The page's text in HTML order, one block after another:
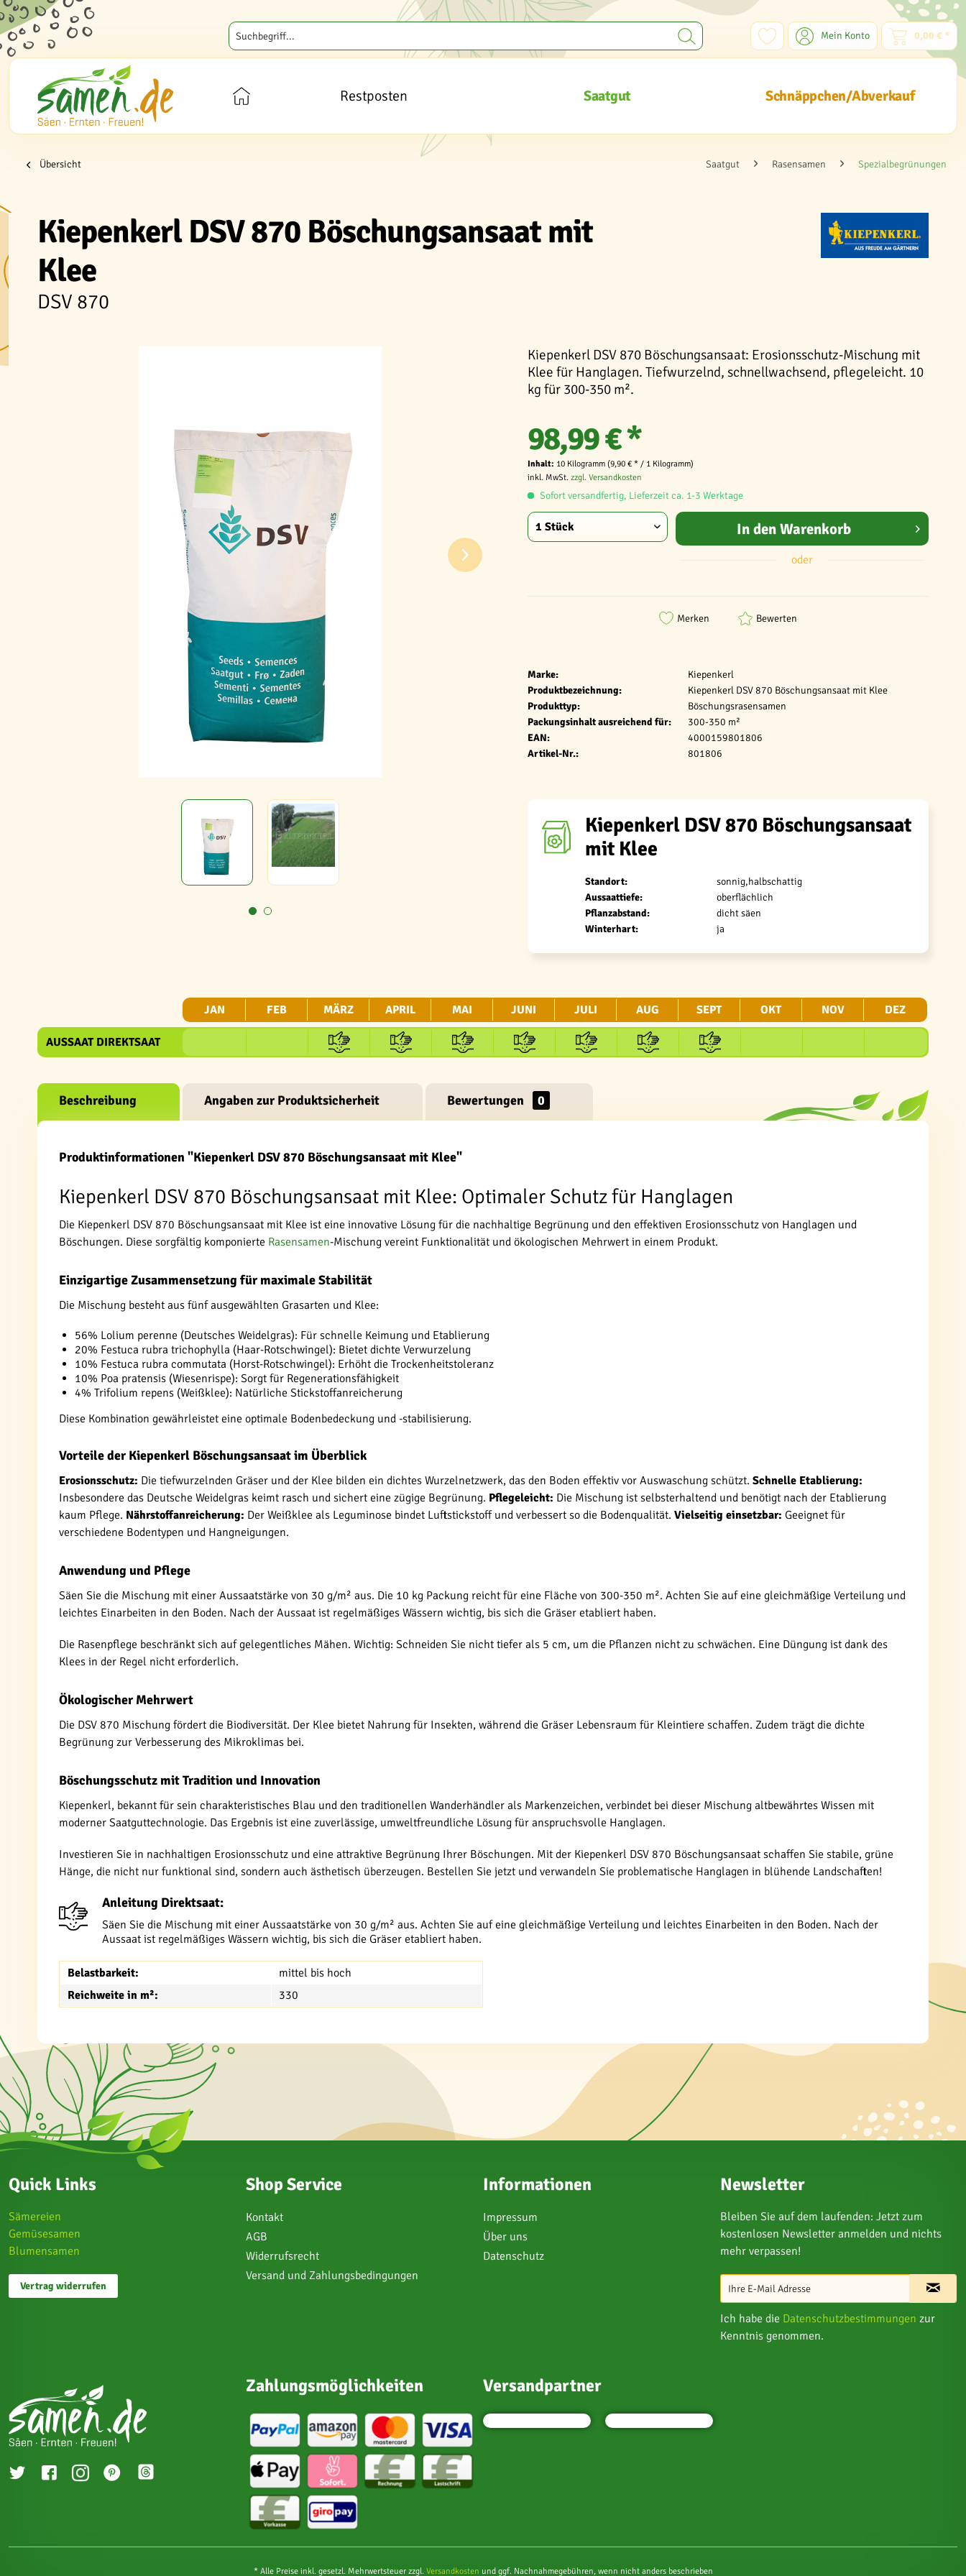
Mein Konto 0,00 € *
Restposten Saatgut Schnäppchen/Abverkauf
Übersicht Saatgut Rasensamen Spezialbegrünungen
Kiepenkerl DSV 870 Böschungsansaat mit
Klee
DSV 870
Kiepenkerl DSV 870 Böschungsansaat: Erosionsschutz-Mischung mit
Klee für Hanglagen. Tiefwurzelnd, schnellwachsend, pflegeleicht. 10
kg für 300-350 m².
Marke:
Kiepenkerl
Produktbezeichnung:
Kiepenkerl DSV 870 Böschungsansaat mit Klee
Produkttyp:
Böschungsrasensamen
Packungsinhalt ausreichend für:
300-350 m²
EAN:
4000159801806
Artikel-Nr.:
801806
98,99 € *
Inhalt: 10 Kilogramm (9,90 € * / 1 Kilogramm)
inkl. MwSt. zzgl. Versandkosten
Sofort versandfertig, Lieferzeit ca. 1-3 Werktage
In den Warenkorb
oder
Merken Bewerten
Kiepenkerl DSV 870 Böschungsansaat
mit Klee
Standort:
sonnig,halbschattig
Aussaattiefe:
oberflächlich
Pflanzabstand:
dicht säen
Winterhart:
ja
JAN FEB MÄRZ APRIL MAI JUNI JULI AUG SEPT OKT NOV DEZ
AUSSAAT DIREKTSAAT
Beschreibung Angaben zur Produktsicherheit Bewertungen 0
Produktinformationen "Kiepenkerl DSV 870 Böschungsansaat mit Klee"
Kiepenkerl DSV 870 Böschungsansaat mit Klee: Optimaler Schutz für Hanglagen
Die Kiepenkerl DSV 870 Böschungsansaat mit Klee ist eine innovative Lösung für die nachhaltige Begrünung und den effektiven Erosionsschutz von Hanglagen und
Böschungen. Diese sorgfältig komponierte Rasensamen-Mischung vereint Funktionalität und ökologischen Mehrwert in einem Produkt.
Einzigartige Zusammensetzung für maximale Stabilität
Die Mischung besteht aus fünf ausgewählten Grasarten und Klee:
56% Lolium perenne (Deutsches Weidelgras): Für schnelle Keimung und Etablierung
20% Festuca rubra trichophylla (Haar-Rotschwingel): Bietet dichte Verwurzelung
10% Festuca rubra commutata (Horst-Rotschwingel): Erhöht die Trockenheitstoleranz
10% Poa pratensis (Wiesenrispe): Sorgt für Regenerationsfähigkeit
4% Trifolium repens (Weißklee): Natürliche Stickstoffanreicherung
Diese Kombination gewährleistet eine optimale Bodenbedeckung und -stabilisierung.
Vorteile der Kiepenkerl Böschungsansaat im Überblick
Erosionsschutz: Die tiefwurzelnden Gräser und der Klee bilden ein dichtes Wurzelnetzwerk, das den Boden effektiv vor Auswaschung schützt. Schnelle Etablierung:
Insbesondere das Deutsche Weidelgras keimt rasch und sichert eine zügige Begrünung. Pflegeleicht: Die Mischung ist selbsterhaltend und benötigt nach der Etablierung
kaum Pflege. Nährstoffanreicherung: Der Weißklee als Leguminose bindet Luftstickstoff und verbessert so die Bodenqualität. Vielseitig einsetzbar: Geeignet für
verschiedene Bodentypen und Hangneigungen.
Anwendung und Pflege
Säen Sie die Mischung mit einer Aussaatstärke von 30 g/m² aus. Die 10 kg Packung reicht für eine Fläche von 300-350 m². Achten Sie auf eine gleichmäßige Verteilung und
leichtes Einarbeiten in den Boden. Nach der Aussaat ist regelmäßiges Wässern wichtig, bis sich die Gräser etabliert haben.
Die Rasenpflege beschränkt sich auf gelegentliches Mähen. Wichtig: Schneiden Sie nicht tiefer als 5 cm, um die Pflanzen nicht zu schwächen. Eine Düngung ist dank des
Klees in der Regel nicht erforderlich.
Ökologischer Mehrwert
Die DSV 870 Mischung fördert die Biodiversität. Der Klee bietet Nahrung für Insekten, während die Gräser Lebensraum für Kleintiere schaffen. Zudem trägt die dichte
Begrünung zur Verbesserung des Mikroklimas bei.
Böschungsschutz mit Tradition und Innovation
Kiepenkerl, bekannt für sein charakteristisches Blau und den traditionellen Wanderhändler als Markenzeichen, verbindet bei dieser Mischung altbewährtes Wissen mit
moderner Saatguttechnologie. Das Ergebnis ist eine zuverlässige, umweltfreundliche Lösung für anspruchsvolle Hanglagen.
Investieren Sie in nachhaltigen Erosionsschutz und eine attraktive Begrünung Ihrer Böschungen. Mit der Kiepenkerl DSV 870 Böschungsansaat schaffen Sie stabile, grüne
Hänge, die nicht nur funktional sind, sondern auch ästhetisch überzeugen. Bestellen Sie jetzt und verwandeln Sie problematische Hanglagen in blühende Landschaften!
Anleitung Direktsaat:
Säen Sie die Mischung mit einer Aussaatstärke von 30 g/m² aus. Achten Sie auf eine gleichmäßige Verteilung und leichtes Einarbeiten in den Boden. Nach der
Aussaat ist regelmäßiges Wässern wichtig, bis sich die Gräser etabliert haben.
Belastbarkeit:
mittel bis hoch
Reichweite in m²:
330
Quick Links
Sämereien
Gemüsesamen
Blumensamen
Vertrag widerrufen
Shop Service
Kontakt
AGB
Widerrufsrecht
Versand und Zahlungsbedingungen
Informationen
Impressum
Über uns
Datenschutz
Newsletter
Bleiben Sie auf dem laufenden: Jetzt zum
kostenlosen Newsletter anmelden und nichts
mehr verpassen!
Ich habe die Datenschutzbestimmungen zur
Kenntnis genommen.
Zahlungsmöglichkeiten Versandpartner
* Alle Preise inkl. gesetzl. Mehrwertsteuer zzgl. Versandkosten und ggf. Nachnahmegebühren, wenn nicht anders beschrieben